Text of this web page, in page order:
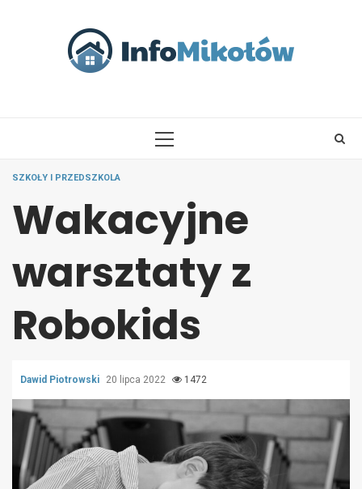
PRIMARY
SZKOŁY I PRZEDSZKOLA
Wakacyjne
warsztaty z
Robokids
Dawid Piotrowski 20 lipca 2022 1472